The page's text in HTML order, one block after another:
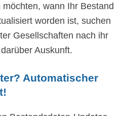
wann Ihr Bestand
worden ist, suchen
Gesellschaften nach ihr
Auskunft.
Automatischer